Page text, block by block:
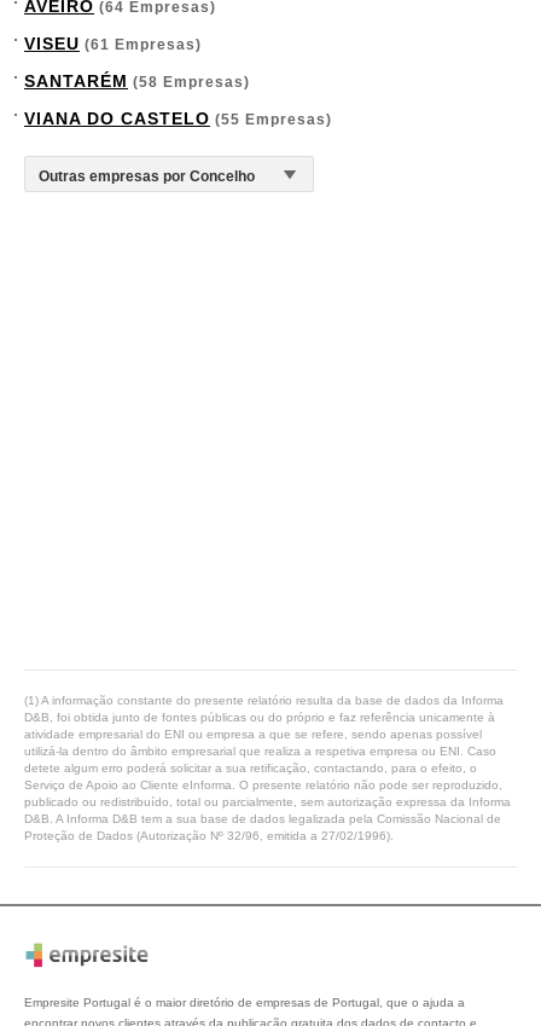
AVEIRO (64 Empresas)
VISEU (61 Empresas)
SANTARÉM (58 Empresas)
VIANA DO CASTELO (55 Empresas)
(1) A informação constante do presente relatório resulta da base de dados da Informa
D&B, foi obtida junto de fontes públicas ou do próprio e faz referência unicamente à
atividade empresarial do ENI ou empresa a que se refere, sendo apenas possível
utilizá-la dentro do âmbito empresarial que realiza a respetiva empresa ou ENI. Caso
detete algum erro poderá solicitar a sua retificação, contactando, para o efeito, o
Serviço de Apoio ao Cliente eInforma. O presente relatório não pode ser reproduzido,
publicado ou redistribuído, total ou parcialmente, sem autorização expressa da Informa
D&B. A Informa D&B tem a sua base de dados legalizada pela Comissão Nacional de
Proteção de Dados (Autorização Nº 32/96, emitida a 27/02/1996).
Empresite Portugal é o maior diretório de empresas de Portugal, que o ajuda a